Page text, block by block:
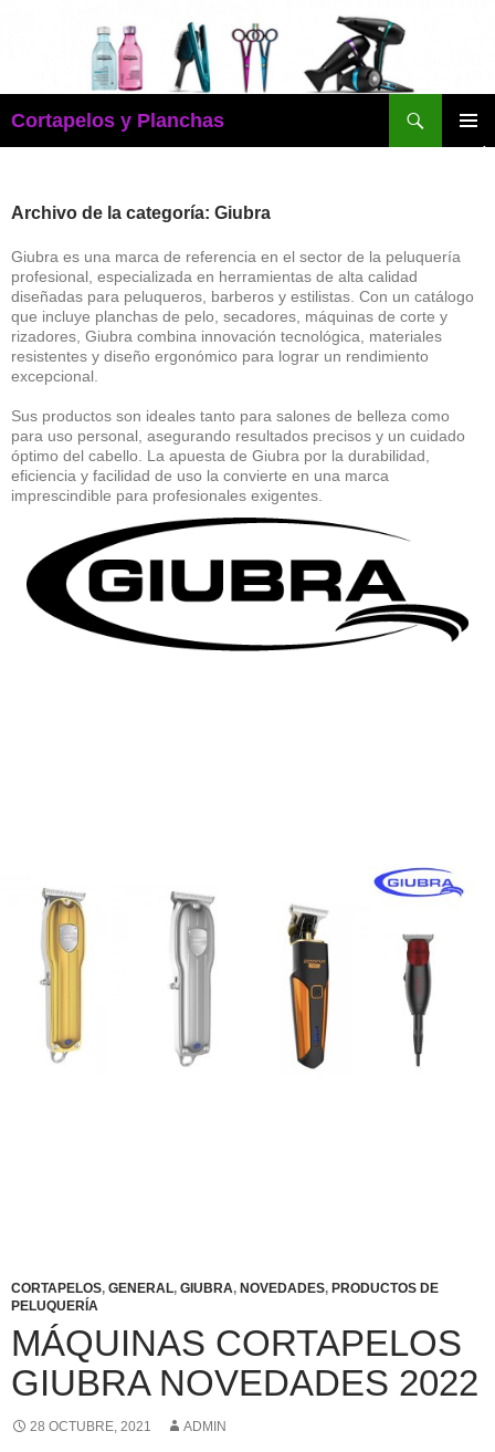
Cortapelos y Planchas
Archivo de la categoría: Giubra
Giubra es una marca de referencia en el sector de la peluquería
profesional, especializada en herramientas de alta calidad
diseñadas para peluqueros, barberos y estilistas. Con un catálogo
que incluye planchas de pelo, secadores, máquinas de corte y
rizadores, Giubra combina innovación tecnológica, materiales
resistentes y diseño ergonómico para lograr un rendimiento
excepcional.
Sus productos son ideales tanto para salones de belleza como
para uso personal, asegurando resultados precisos y un cuidado
óptimo del cabello. La apuesta de Giubra por la durabilidad,
eficiencia y facilidad de uso la convierte en una marca
imprescindible para profesionales exigentes.
CORTAPELOS, GENERAL, GIUBRA, NOVEDADES, PRODUCTOS DE
PELUQUERÍA
MÁQUINAS CORTAPELOS
GIUBRA NOVEDADES 2022
28 OCTUBRE, 2021 ADMIN